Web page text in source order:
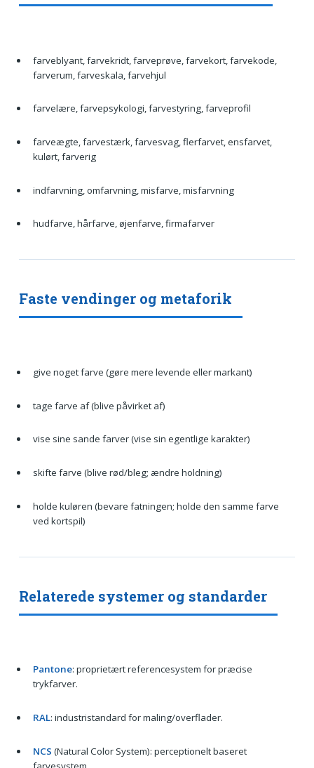
farveblyant, farvekridt, farveprøve, farvekort, farvekode,
farverum, farveskala, farvehjul
farvelære, farvepsykologi, farvestyring, farveprofil
farveægte, farvestærk, farvesvag, flerfarvet, ensfarvet,
kulørt, farverig
indfarvning, omfarvning, misfarve, misfarvning
hudfarve, hårfarve, øjenfarve, firmafarver
Faste vendinger og metaforik
give noget farve (gøre mere levende eller markant)
tage farve af (blive påvirket af)
vise sine sande farver (vise sin egentlige karakter)
skifte farve (blive rød/bleg; ændre holdning)
holde kuløren (bevare fatningen; holde den samme farve
ved kortspil)
Relaterede systemer og standarder
Pantone: proprietært referencesystem for præcise
trykfarver.
RAL: industristandard for maling/overflader.
NCS (Natural Color System): perceptionelt baseret